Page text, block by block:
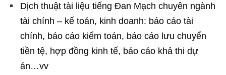
Dịch thuật tài liệu tiếng Đan Mạch chuyên ngành
tài chính – kế toán, kinh doanh: báo cáo tài
chính, báo cáo kiểm toán, báo cáo lưu chuyển
tiền tệ, hợp đồng kinh tế, báo cáo khả thi dự
án…vv